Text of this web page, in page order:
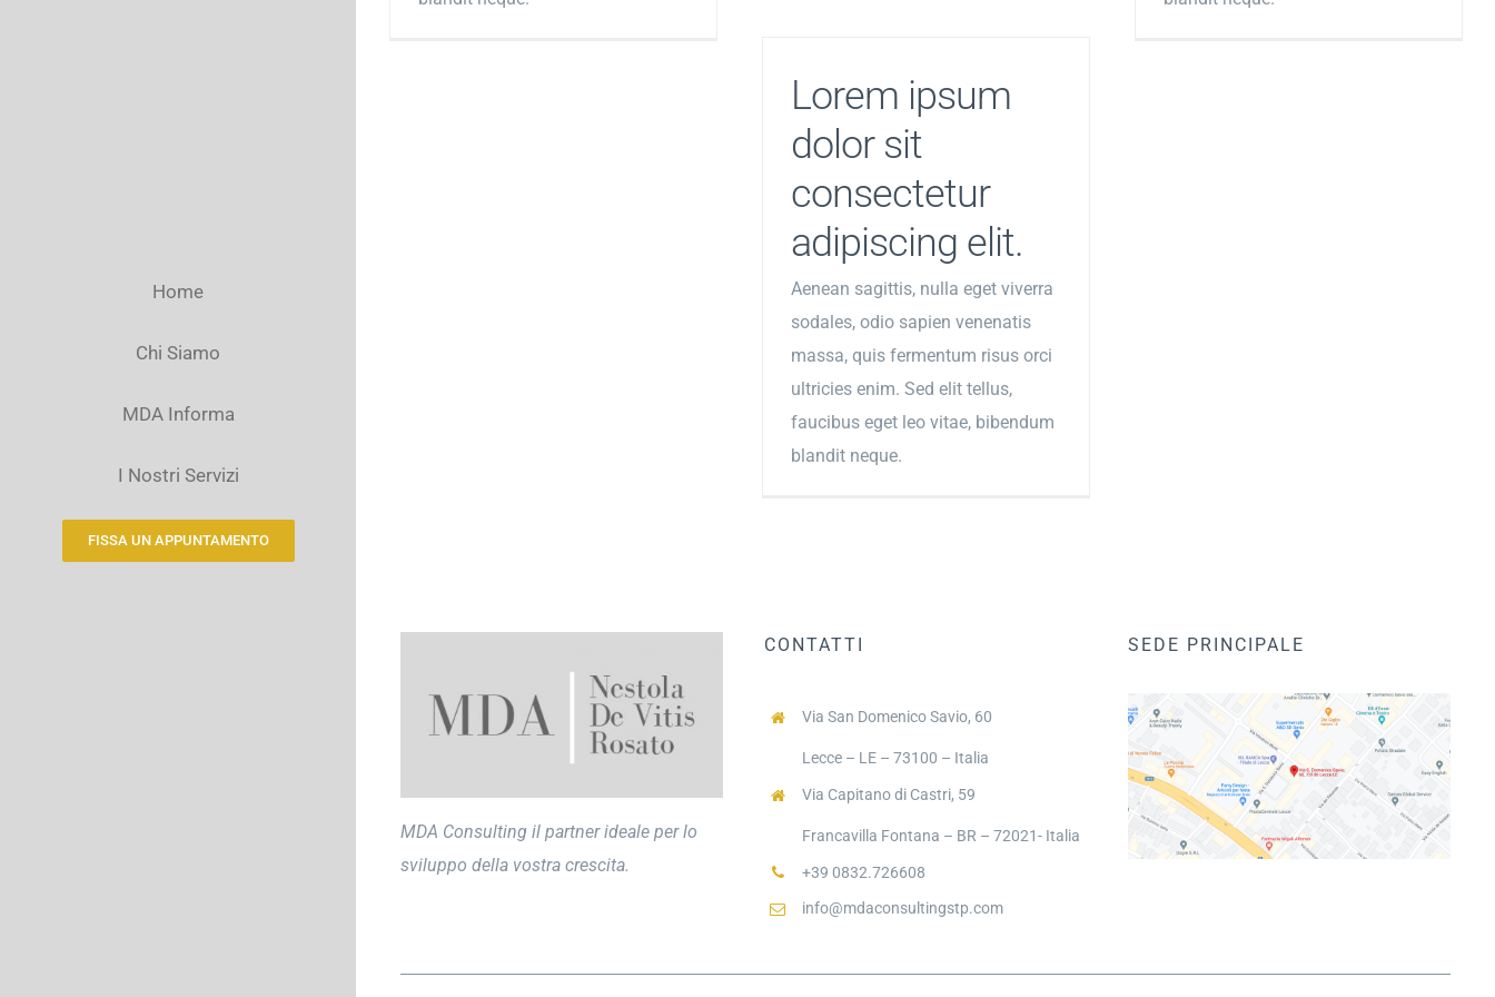
Home
Chi Siamo
MDA Informa
I Nostri Servizi
FISSA UN APPUNTAMENTO
Lorem ipsum
dolor sit
consectetur
adipiscing elit.
Aenean sagittis, nulla eget viverra
sodales, odio sapien venenatis
massa, quis fermentum risus orci
ultricies enim. Sed elit tellus,
faucibus eget leo vitae, bibendum
blandit neque.
MDA Consulting il partner ideale per lo
sviluppo della vostra crescita.
CONTATTI
Via San Domenico Savio, 60
Lecce – LE – 73100 – Italia
Via Capitano di Castri, 59
Francavilla Fontana – BR – 72021- Italia
+39 0832.726608
info@mdaconsultingstp.com
SEDE PRINCIPALE